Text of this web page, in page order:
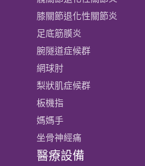
膝關節​退化性關節炎
足底筋膜炎
腕隧道症候群
網球肘
梨狀肌症候群
板機指
媽媽手
坐骨神經痛
醫療設備